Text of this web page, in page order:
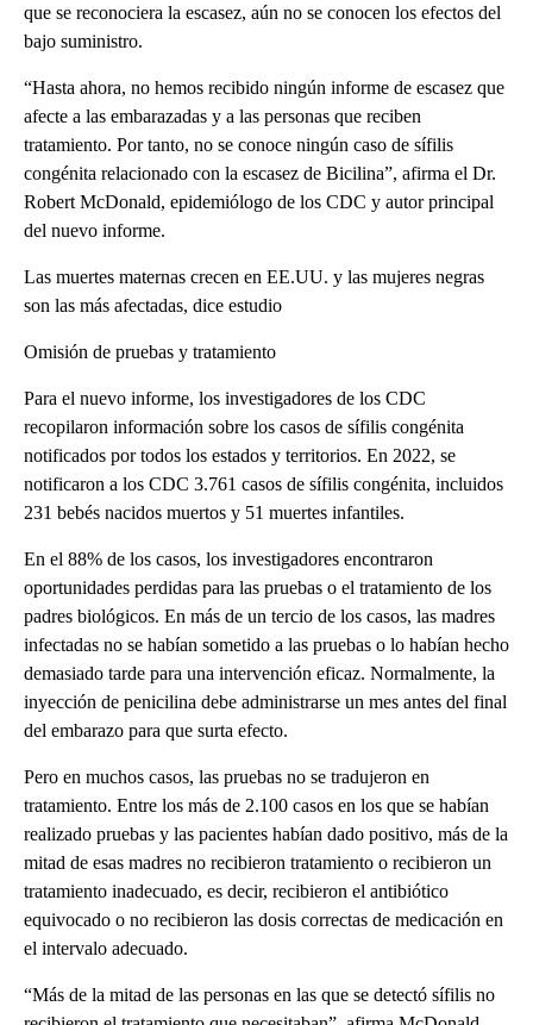
que se reconociera la escasez, aún no se conocen los efectos del
bajo suministro.
“Hasta ahora, no hemos recibido ningún informe de escasez que
afecte a las embarazadas y a las personas que reciben
tratamiento. Por tanto, no se conoce ningún caso de sífilis
congénita relacionado con la escasez de Bicilina”, afirma el Dr.
Robert McDonald, epidemiólogo de los CDC y autor principal
del nuevo informe.
Las muertes maternas crecen en EE.UU. y las mujeres negras
son las más afectadas, dice estudio
Omisión de pruebas y tratamiento
Para el nuevo informe, los investigadores de los CDC
recopilaron información sobre los casos de sífilis congénita
notificados por todos los estados y territorios. En 2022, se
notificaron a los CDC 3.761 casos de sífilis congénita, incluidos
231 bebés nacidos muertos y 51 muertes infantiles.
En el 88% de los casos, los investigadores encontraron
oportunidades perdidas para las pruebas o el tratamiento de los
padres biológicos. En más de un tercio de los casos, las madres
infectadas no se habían sometido a las pruebas o lo habían hecho
demasiado tarde para una intervención eficaz. Normalmente, la
inyección de penicilina debe administrarse un mes antes del final
del embarazo para que surta efecto.
Pero en muchos casos, las pruebas no se tradujeron en
tratamiento. Entre los más de 2.100 casos en los que se habían
realizado pruebas y las pacientes habían dado positivo, más de la
mitad de esas madres no recibieron tratamiento o recibieron un
tratamiento inadecuado, es decir, recibieron el antibiótico
equivocado o no recibieron las dosis correctas de medicación en
el intervalo adecuado.
“Más de la mitad de las personas en las que se detectó sífilis no